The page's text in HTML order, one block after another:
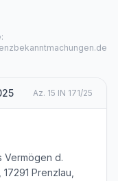
Az. 15 IN 171/25
Vermögen d.
Prenzlau,